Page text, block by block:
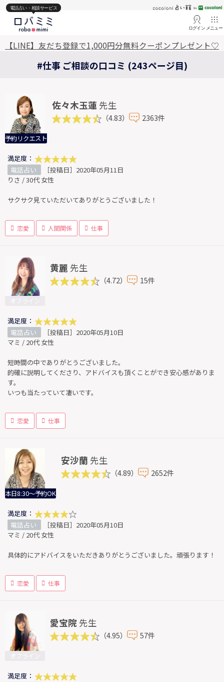
電話占い・相談サービス
ログイン メニュー
【LINE】友だち登録で1,000円分無料クーポンプレゼント♡
#仕事 ご相談の口コミ (243ページ目)
予約リクエスト
佐々木玉蓮 先生
（4.83） 2363件
満足度：
電話占い
［投稿日］2020年05月11日
りさ / 30代 女性
サクサク見ていただいてありがとうございました！
恋愛 人間関係 仕事
黄麗 先生
（4.72） 15件
満足度：
電話占い
［投稿日］2020年05月10日
マミ / 20代 女性
短時間の中でありがとうございました。
的確に説明してくださり、アドバイスも頂くことができ安心感がありま
す。
いつも当たっていて凄いです。
恋愛 仕事
本日8:30～予約OK
安沙蘭 先生
（4.89） 2652件
満足度：
電話占い
［投稿日］2020年05月10日
マミ / 20代 女性
具体的にアドバイスをいただきありがとうございました。頑張ります！
恋愛 仕事
愛宝院 先生
（4.95） 57件
満足度：